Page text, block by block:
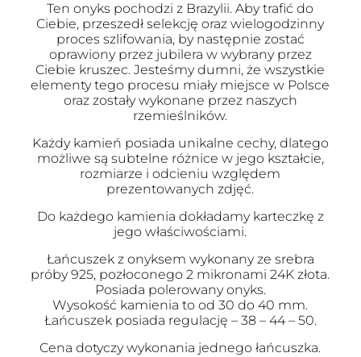
Ten onyks pochodzi z Brazylii. Aby trafić do
Ciebie, przeszedł selekcję oraz wielogodzinny
proces szlifowania, by następnie zostać
oprawiony przez jubilera w wybrany przez
Ciebie kruszec. Jesteśmy dumni, że wszystkie
elementy tego procesu miały miejsce w Polsce
oraz zostały wykonane przez naszych
rzemieślników.
Każdy kamień posiada unikalne cechy, dlatego
możliwe są subtelne różnice w jego kształcie,
rozmiarze i odcieniu względem
prezentowanych zdjęć.
Do każdego kamienia dokładamy karteczkę z
jego właściwościami.
Łańcuszek z onyksem wykonany ze srebra
próby 925, pozłoconego 2 mikronami 24K złota.
Posiada polerowany onyks.
Wysokość kamienia to od 30 do 40 mm.
Łańcuszek posiada regulację – 38 – 44 – 50.
Cena dotyczy wykonania jednego łańcuszka.